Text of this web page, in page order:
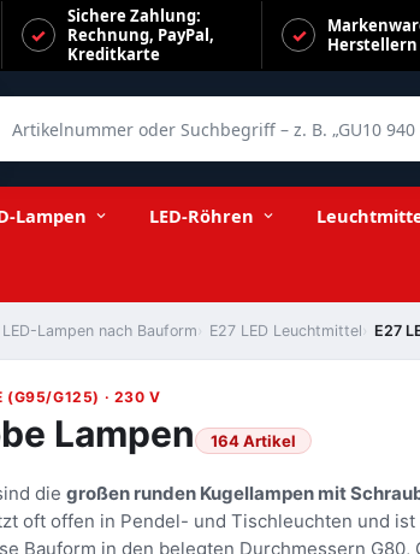
Sichere Zahlung:
Rechnung, PayPal,
Kreditkarte
Herstellern
Lampen LED-Röhren
LED-Lampen nach Bauform E27 LED Leuchtmittel E27
(G95/G125) · 230 V
Lampen 164 Artikel
die großen runden Kugellampen mit
oft offen in Pendel- und Tischleuchten und
Bauform in den belegten Durchmessern G80,